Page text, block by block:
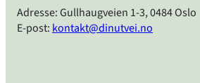
Adresse: Gullhaugveien 1-3, 0484 Oslo
E-post: kontakt@dinutvei.no